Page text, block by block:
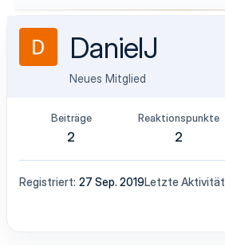
DanielJ
Neues Mitglied
Beiträge
2
Reaktionspunkte
2
Registriert 27 Sep. 2019Letzte Aktivität